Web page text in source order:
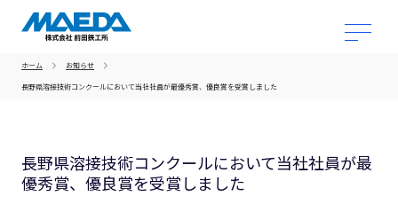
ホーム お知らせ
長野県溶接技術コンクールにおいて当社社員が最優秀賞、優良賞を受賞しました
長野県溶接技術コンクールにおいて当社社員が最
優秀賞、優良賞を受賞しました